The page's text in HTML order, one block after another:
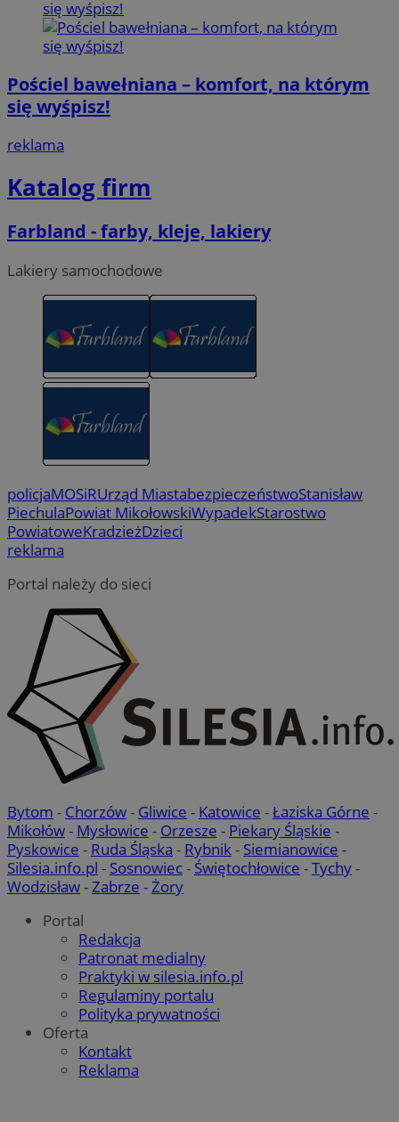
Pościel bawełniana – komfort, na którym
się wyśpisz!
reklama
Katalog firm
Farbland - farby, kleje, lakiery
Lakiery samochodowe
policjaMOSiRUrząd MiastabezpieczeństwoStanisław
PiechulaPowiat MikołowskiWypadekStarostwo
PowiatoweKradzieżDzieci
reklama
Portal należy do sieci
Bytom - Chorzów- Gliwice - Katowice -Łaziska Górne -
Mikołów- Mysłowice - Orzesze - Piekary Śląskie -
Pyskowice - Ruda Śląska - Rybnik- Siemianowice -
Silesia.info.pl - Sosnowiec- Świętochłowice -Tychy-
Wodzisław-Zabrze -Żory
Portal
Redakcja
Patronat medialny
Praktyki w silesia.info.pl
Regulaminy portalu
Polityka prywatności
Oferta
Kontakt
Reklama